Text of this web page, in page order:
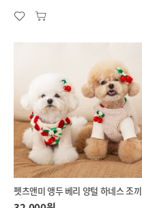
펫츠앤미 앵두 베리 양털 하네스 조끼